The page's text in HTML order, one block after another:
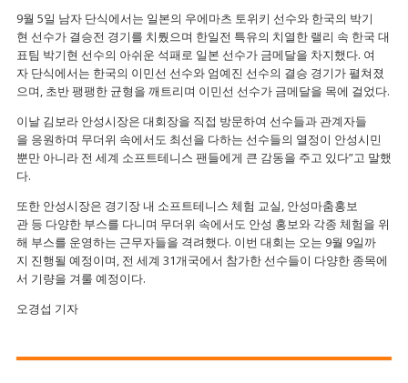
9월 5일 남자 단식에서는 일본의 우에마츠 토위키 선수와 한국의 박기
현 선수가 결승전 경기를 치뤘으며 한일전 특유의 치열한 랠리 속 한국 대
표팀 박기현 선수의 아쉬운 석패로 일본 선수가 금메달을 차지했다. 여
자 단식에서는 한국의 이민선 선수와 엄예진 선수의 결승 경기가 펼쳐졌
으며, 초반 팽팽한 균형을 깨트리며 이민선 선수가 금메달을 목에 걸었다.
이날 김보라 안성시장은 대회장을 직접 방문하여 선수들과 관계자들
을 응원하며 무더위 속에서도 최선을 다하는 선수들의 열정이 안성시민
뿐만 아니라 전 세계 소프트테니스 팬들에게 큰 감동을 주고 있다”고 말했
다.
또한 안성시장은 경기장 내 소프트테니스 체험 교실, 안성마춤홍보
관 등 다양한 부스를 다니며 무더위 속에서도 안성 홍보와 각종 체험을 위
해 부스를 운영하는 근무자들을 격려했다. 이번 대회는 오는 9월 9일까
지 진행될 예정이며, 전 세계 31개국에서 참가한 선수들이 다양한 종목에
서 기량을 겨룰 예정이다.
오경섭 기자